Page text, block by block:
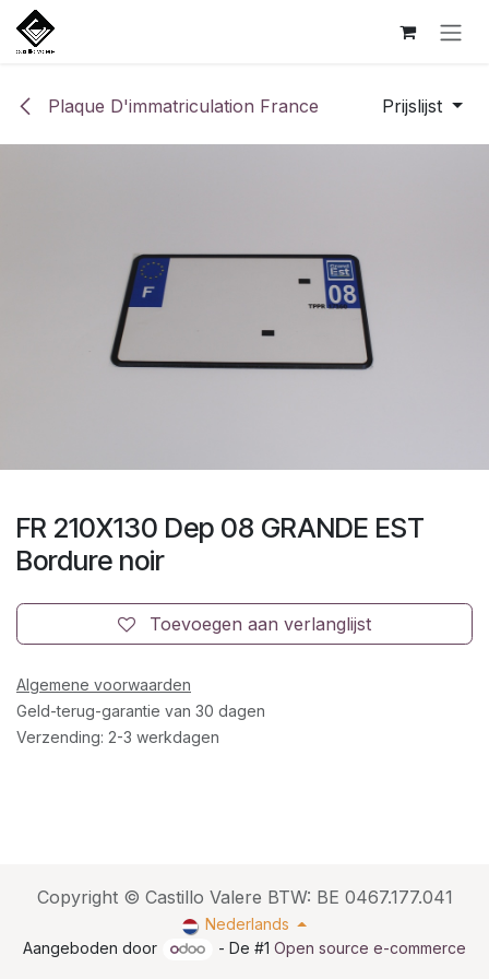
Overslaan naar inhoud
Plaque D'immatriculation France Prijslijst
FR 210X130 Dep 08 GRANDE EST
Bordure noir
Toevoegen aan verlanglijst
Algemene voorwaarden
Geld-terug-garantie van 30 dagen
Verzending: 2-3 werkdagen
Copyright © Castillo Valere BTW: BE 0467.177.041
Nederlands
Aangeboden door
- De #1Open source e-commerce